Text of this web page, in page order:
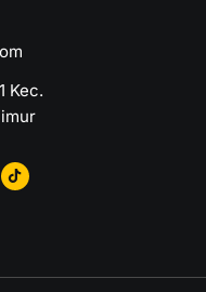
Kec.
k
t
o